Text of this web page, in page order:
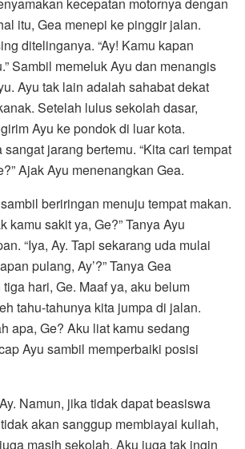
kecepatan motornya dengan
itu, Gea menepi ke pinggir jalan.
ditelinganya. “Ay! Kamu kapan
Sambil memeluk Ayu dan menangis
Ayu tak lain adalah sahabat dekat
Setelah lulus sekolah dasar,
Ayu ke pondok di luar kota.
jarang bertemu. “Kita cari tempat
Ajak Ayu menenangkan Gea.
beriringan menuju tempat makan.
kamu sakit ya, Ge?” Tanya Ayu
“Iya, Ay. Tapi sekarang uda mulai
pulang, Ay’?” Tanya Gea
hari, Ge. Maaf ya, aku belum
tahu-tahunya kita jumpa di jalan.
apa, Ge? Aku liat kamu sedang
Ayu sambil memperbaiki posisi
Namun, jika tidak dapat beasiswa
akan sanggup membiayai kuliah,
masih sekolah. Aku juga tak ingin